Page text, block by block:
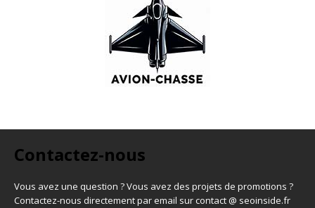
Contactez-nous
Vous avez une question ? Vous avez des projets de promotions ?
Contactez-nous directement par email sur contact @ seoinside.fr